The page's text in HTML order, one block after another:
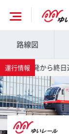
各駅の詳細は駅
時刻表の詳細は
運賃表の詳細は
路線図
運行情報
、始発から終日運